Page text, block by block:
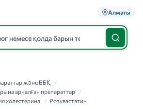
Алматы
және ББҚ
/
арналған препараттар
/
холестерина
/ Розувастатин